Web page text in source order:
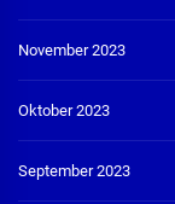
November 2023
Oktober 2023
September 2023